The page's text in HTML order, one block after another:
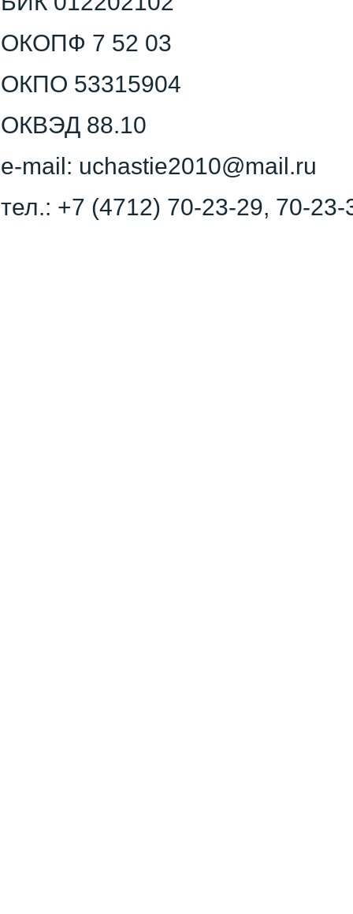
ОКОПФ 7 52 03
ОКПО 53315904
ОКВЭД 88.10
e-mail: uchastie2010@mail.ru
тел.: +7 (4712) 70-23-29, 70-23-